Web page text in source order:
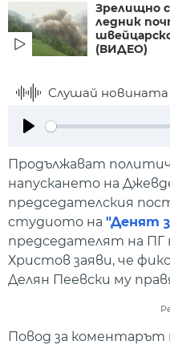
Зрелищно
ледник
(ВИДЕО)
Слушай новината
Продължават
напускането на
председателския
студиото на "Денят
председателят на ПГ
Христов заяви, че
Делян Пеевски му
Повод за коментарът